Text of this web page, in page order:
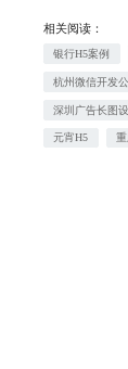
相关阅读：
银行H5案例
杭州微信开发
深圳广告长图
元宵H5